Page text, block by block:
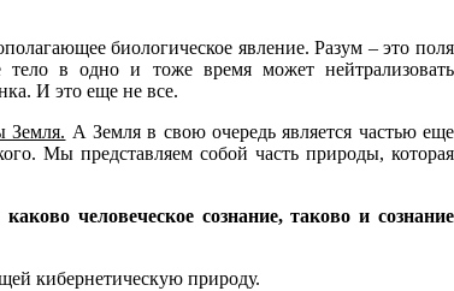
биологическое явление. Разум – это поля
в одно и тоже время может нейтрализовать
И это еще не все.
Земля. А Земля в свою очередь является частью еще
Мы представляем собой часть природы, которая
человеческое сознание, таково и сознание
кибернетическую природу.